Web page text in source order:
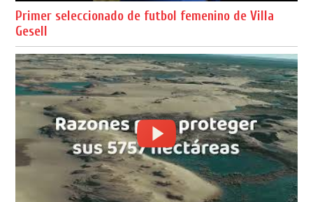
Primer seleccionado de futbol femenino de Villa
Gesell